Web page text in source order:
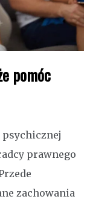
pomóc
psychicznej
prawnego
zachowania